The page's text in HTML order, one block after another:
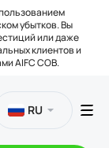
убытков. Вы
или даже
клиентов и
AIFC COB.
RU